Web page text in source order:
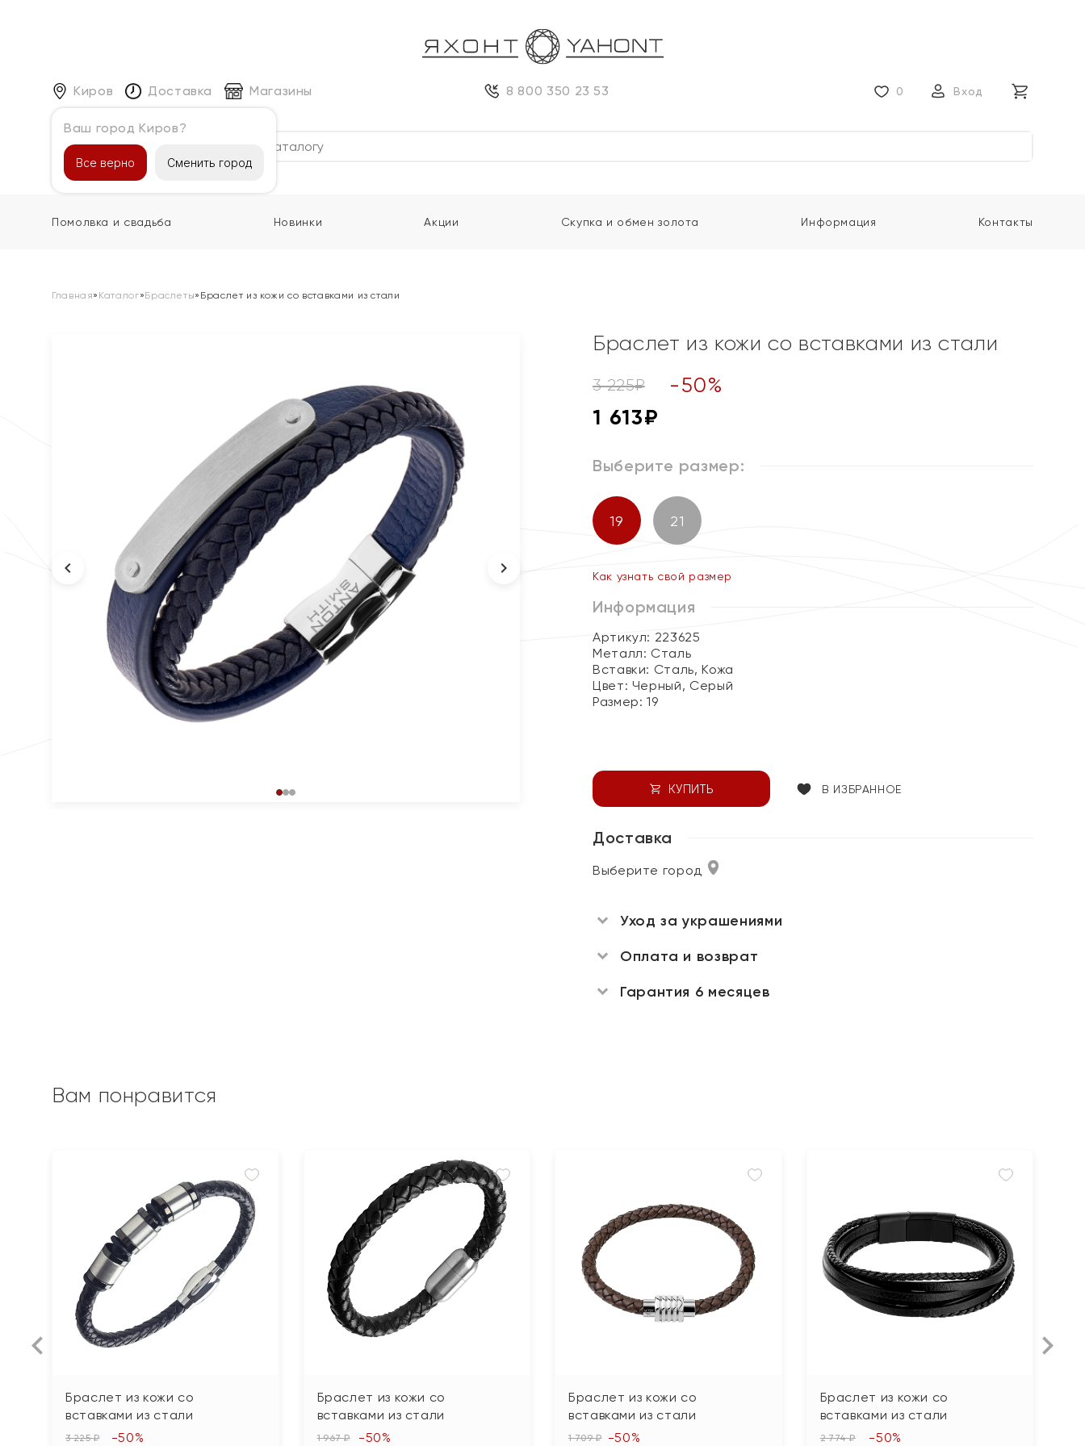
Киров
Ваш город Киров?
Все верно Сменить город
Доставка Магазины 8 800 350 23 53 0 Вход
Каталог
Помолвка и свадьба Новинки Акции Скупка и обмен золота Информация Контакты
Главная» Каталог»Браслеты» Браслет из кожи со вставками из стали
Браслет из кожи со вставками из стали
3 225₽ -50%
1 613₽
Выберите размер:
19 21
Как узнать свой размер
Информация
Артикул: 223625
Металл: Сталь
Вставки: Сталь, Кожа
Цвет: Черный, Серый
Размер:19
КУПИТЬ В ИЗБРАННОЕ
Доставка
Выберите город
Уход за украшениями
Оплата и возврат
Гарантия 6 месяцев
Вам понравится
Браслет из кожи со
вставками из стали
3 225 ₽ -50%
Браслет из кожи со
вставками из стали
1 967 ₽ -50%
Браслет из кожи со
вставками из стали
1 709 ₽ -50%
Браслет из кожи со
вставками из стали
2 774 ₽ -50%